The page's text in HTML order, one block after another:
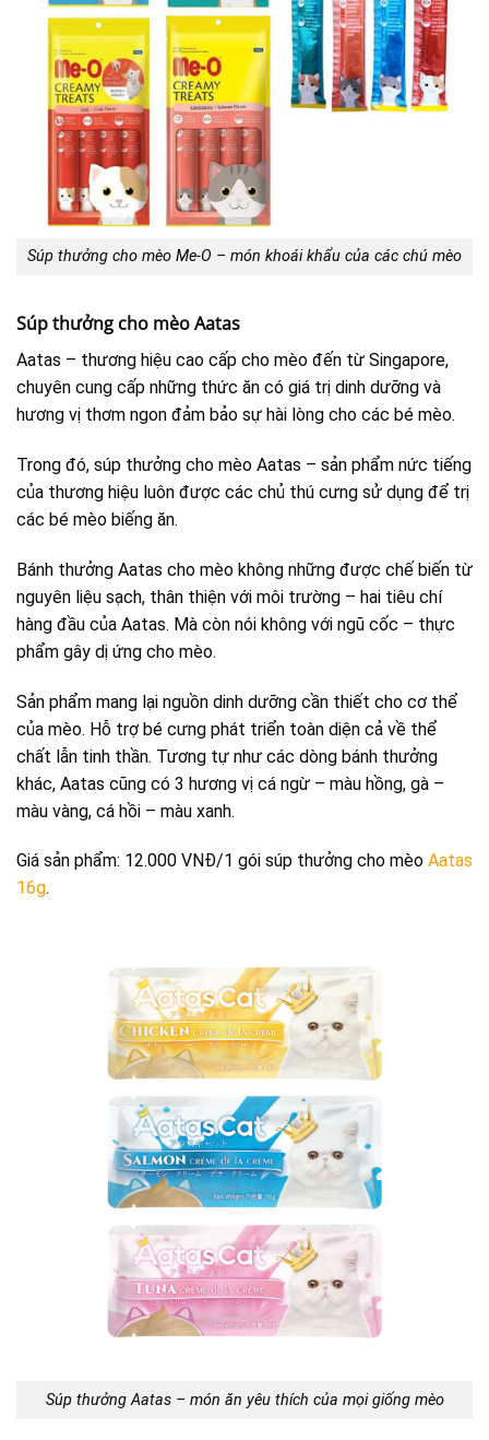
Súp thưởng cho mèo Me-O – món khoái khẩu của các chú mèo
Súp thưởng cho mèo Aatas
Aatas – thương hiệu cao cấp cho mèo đến từ Singapore,
chuyên cung cấp những thức ăn có giá trị dinh dưỡng và
hương vị thơm ngon đảm bảo sự hài lòng cho các bé mèo.
Trong đó, súp thưởng cho mèo Aatas – sản phẩm nức tiếng
của thương hiệu luôn được các chủ thú cưng sử dụng để trị
các bé mèo biếng ăn.
Bánh thưởng Aatas cho mèo không những được chế biến từ
nguyên liệu sạch, thân thiện với môi trường – hai tiêu chí
hàng đầu của Aatas. Mà còn nói không với ngũ cốc – thực
phẩm gây dị ứng cho mèo.
Sản phẩm mang lại nguồn dinh dưỡng cần thiết cho cơ thể
của mèo. Hỗ trợ bé cưng phát triển toàn diện cả về thể
chất lẫn tinh thần. Tương tự như các dòng bánh thưởng
khác, Aatas cũng có 3 hương vị cá ngừ – màu hồng, gà –
màu vàng, cá hồi – màu xanh.
Giá sản phẩm: 12.000 VNĐ/1 gói súp thưởng cho mèo Aatas
16g.
Súp thưởng Aatas – món ăn yêu thích của mọi giống mèo